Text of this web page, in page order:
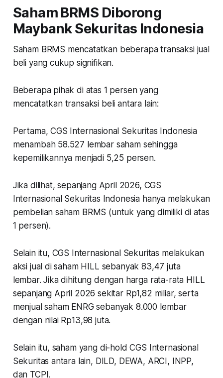
Saham BRMS Diborong
Maybank Sekuritas Indonesia
Saham BRMS mencatatkan beberapa transaksi jual
beli yang cukup signifikan.
Beberapa pihak di atas 1 persen yang
mencatatkan transaksi beli antara lain:
Pertama, CGS Internasional Sekuritas Indonesia
menambah 58.527 lembar saham sehingga
kepemilikannya menjadi 5,25 persen.
Jika dilihat, sepanjang April 2026, CGS
Internasional Sekuritas Indonesia hanya melakukan
pembelian saham BRMS (untuk yang dimiliki di atas
1 persen).
Selain itu, CGS Internasional Sekuritas melakukan
aksi jual di saham HILL sebanyak 83,47 juta
lembar. Jika dihitung dengan harga rata-rata HILL
sepanjang April 2026 sekitar Rp1,82 miliar, serta
menjual saham ENRG sebanyak 8.000 lembar
dengan nilai Rp13,98 juta.
Selain itu, saham yang di-hold CGS Internasional
Sekuritas antara lain, DILD, DEWA, ARCI, INPP,
dan TCPI.